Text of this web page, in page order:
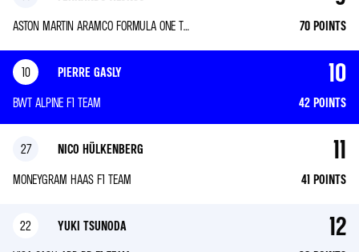
ASTON MARTIN ARAMCO FORMULA ONE TEAM
70 POINTS
10
10
BWT ALPINE F1 TEAM
PIERRE GASLY
42 POINTS
11
27
MONEYGRAM HAAS F1 TEAM
NICO HÜLKENBERG
41 POINTS
12
22
YUKI TSUNODA